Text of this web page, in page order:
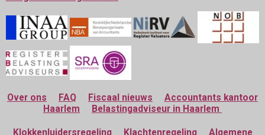
Over ons FAQ Fiscaal nieuws
Accountants kantoor
Haarlem
Belastingadviseur in Haarlem
Klokkenluidersregeling Klachtenregeling Algemene